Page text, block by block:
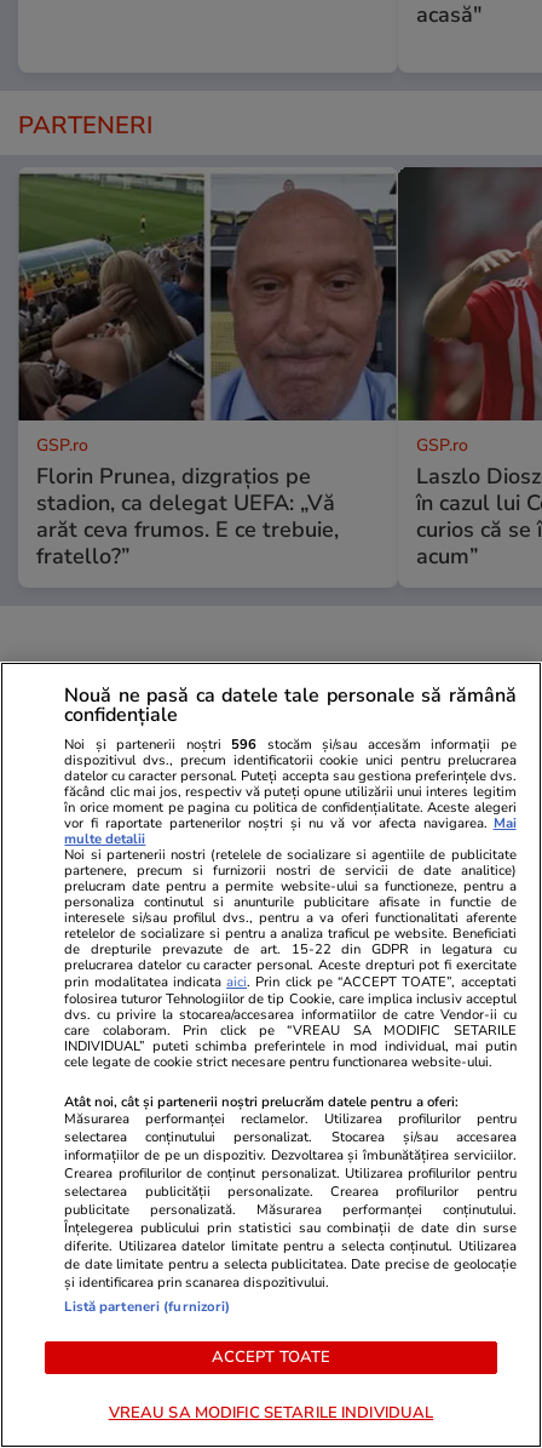
acasă"
PARTENERI
GSP.ro
Florin Prunea, dizgrațios pe
stadion, ca delegat UEFA: „Vă
arăt ceva frumos. E ce trebuie,
fratello?”
GSP.ro
Laszlo
în cazul lui
curios că
acum”
PARTENERI
și cea mai scumpă bere NU se
Georgescu!
Nouă ne pasă ca datele tale personale să rămână
confidențiale
Noi și partenerii noștri 596 stocăm și/sau accesăm informații pe
dispozitivul dvs., precum identificatorii cookie unici pentru prelucrarea
datelor cu caracter personal. Puteți accepta sau gestiona preferințele dvs.
făcând clic mai jos, respectiv vă puteți opune utilizării unui interes legitim
în orice moment pe pagina cu politica de confidențialitate. Aceste alegeri
vor fi raportate partenerilor noștri și nu vă vor afecta navigarea. Mai
multe detalii
Noi si partenerii nostri (retelele de socializare si agentiile de publicitate
partenere, precum si furnizorii nostri de servicii de date analitice)
prelucram date pentru a permite website-ului sa functioneze, pentru a
personaliza continutul si anunturile publicitare afisate in functie de
interesele si/sau profilul dvs., pentru a va oferi functionalitati aferente
retelelor de socializare si pentru a analiza traficul pe website. Beneficiati
de drepturile prevazute de art. 15-22 din GDPR in legatura cu
prelucrarea datelor cu caracter personal. Aceste drepturi pot fi exercitate
prin modalitatea indicataaici. Prin click pe “ACCEPT TOATE”, acceptati
folosirea tuturor Tehnologiilor de tip Cookie, care implica inclusiv acceptul
dvs. cu privire la stocarea/accesarea informatiilor de catre Vendor-ii cu
care colaboram. Prin click pe “VREAU SA MODIFIC SETARILE
INDIVIDUAL” puteti schimba preferintele in mod individual, mai putin
cele legate de cookie strict necesare pentru functionarea website-ului.
Atât noi, cât și partenerii noștri prelucrăm datele pentru a oferi:
Măsurarea performanței reclamelor. Utilizarea profilurilor pentru
selectarea conținutului personalizat. Stocarea și/sau accesarea
informațiilor de pe un dispozitiv. Dezvoltarea și îmbunătățirea serviciilor.
Crearea profilurilor de conținut personalizat. Utilizarea profilurilor pentru
selectarea publicității personalizate. Crearea profilurilor pentru
publicitate personalizată. Măsurarea performanței conținutului.
Înțelegerea publicului prin statistici sau combinații de date din surse
diferite. Utilizarea datelor limitate pentru a selecta conținutul. Utilizarea
de date limitate pentru a selecta publicitatea. Date precise de geolocație
și identificarea prin scanarea dispozitivului.
Listă parteneri (furnizori)
ACCEPT TOATE
VREAU SA MODIFIC SETARILE INDIVIDUAL